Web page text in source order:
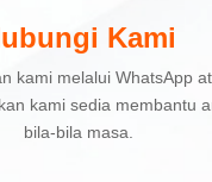
Kami
kami melalui WhatsApp
kami sedia membantu
bila-bila masa.